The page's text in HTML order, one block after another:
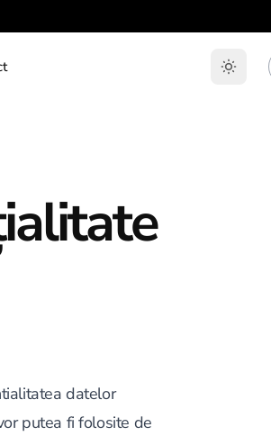
datelor
putea fi folosite de